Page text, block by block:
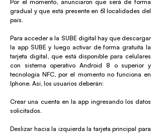
Por el momento, anunciaron que será de forma
gradual y que está presente en 61 localidades del
país.
Para acceder a la SUBE digital hay que descargar
la app SUBE y luego activar de forma gratuita la
tarjeta digital, que está disponible para celulares
con sistema operativo Android 8 o superior y
tecnología NFC, por el momento no funciona en
Iphone. Así, los usuarios deberán:
Crear una cuenta en la app ingresando los datos
solicitados.
Deslizar hacia la izquierda la tarjeta principal para